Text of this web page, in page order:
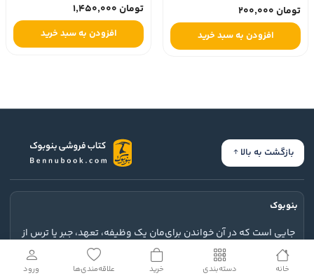
ورود علاقه‌مندی‌ها خرید دسته‌بندی خانه
تومان 200,000
افزودن به سبد خرید
تومان 1,450,000
افزودن به سبد خرید
بازگشت به بالا
بنوبوک
جایی است که در آن خواندن برای‌مان یک وظیفه، تعهد، جبر یا ترس از
جا ماندن از قافله کتابخوان‌ها نباشد.